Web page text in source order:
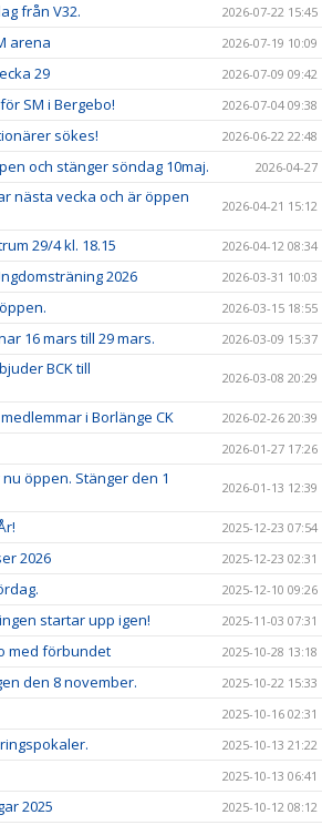
från V32. 2026-07-22 15:45
arena 2026-07-19 10:09
29 2026-07-09 09:42
SM i Bergebo! 2026-07-04 09:38
sökes! 2026-06-22 22:48
och stänger söndag 10maj. 2026-04-27
nästa vecka och är öppen
2026-04-21 15:12
29/4 kl. 18.15 2026-04-12 08:34
2026 2026-03-31 10:03
2026-03-15 18:55
16 mars till 29 mars. 2026-03-09 15:37
BCK till
2026-03-08 20:29
i Borlänge CK 2026-02-26 20:39
2026-01-27 17:26
öppen. Stänger den 1
2026-01-13 12:39
2025-12-23 07:54
2026 2025-12-23 02:31
2025-12-10 09:26
startar upp igen! 2025-11-03 07:31
med förbundet 2025-10-28 13:18
den 8 november. 2025-10-22 15:33
2025-10-16 02:31
2025-10-13 21:22
2025-10-13 06:41
2025 2025-10-12 08:12